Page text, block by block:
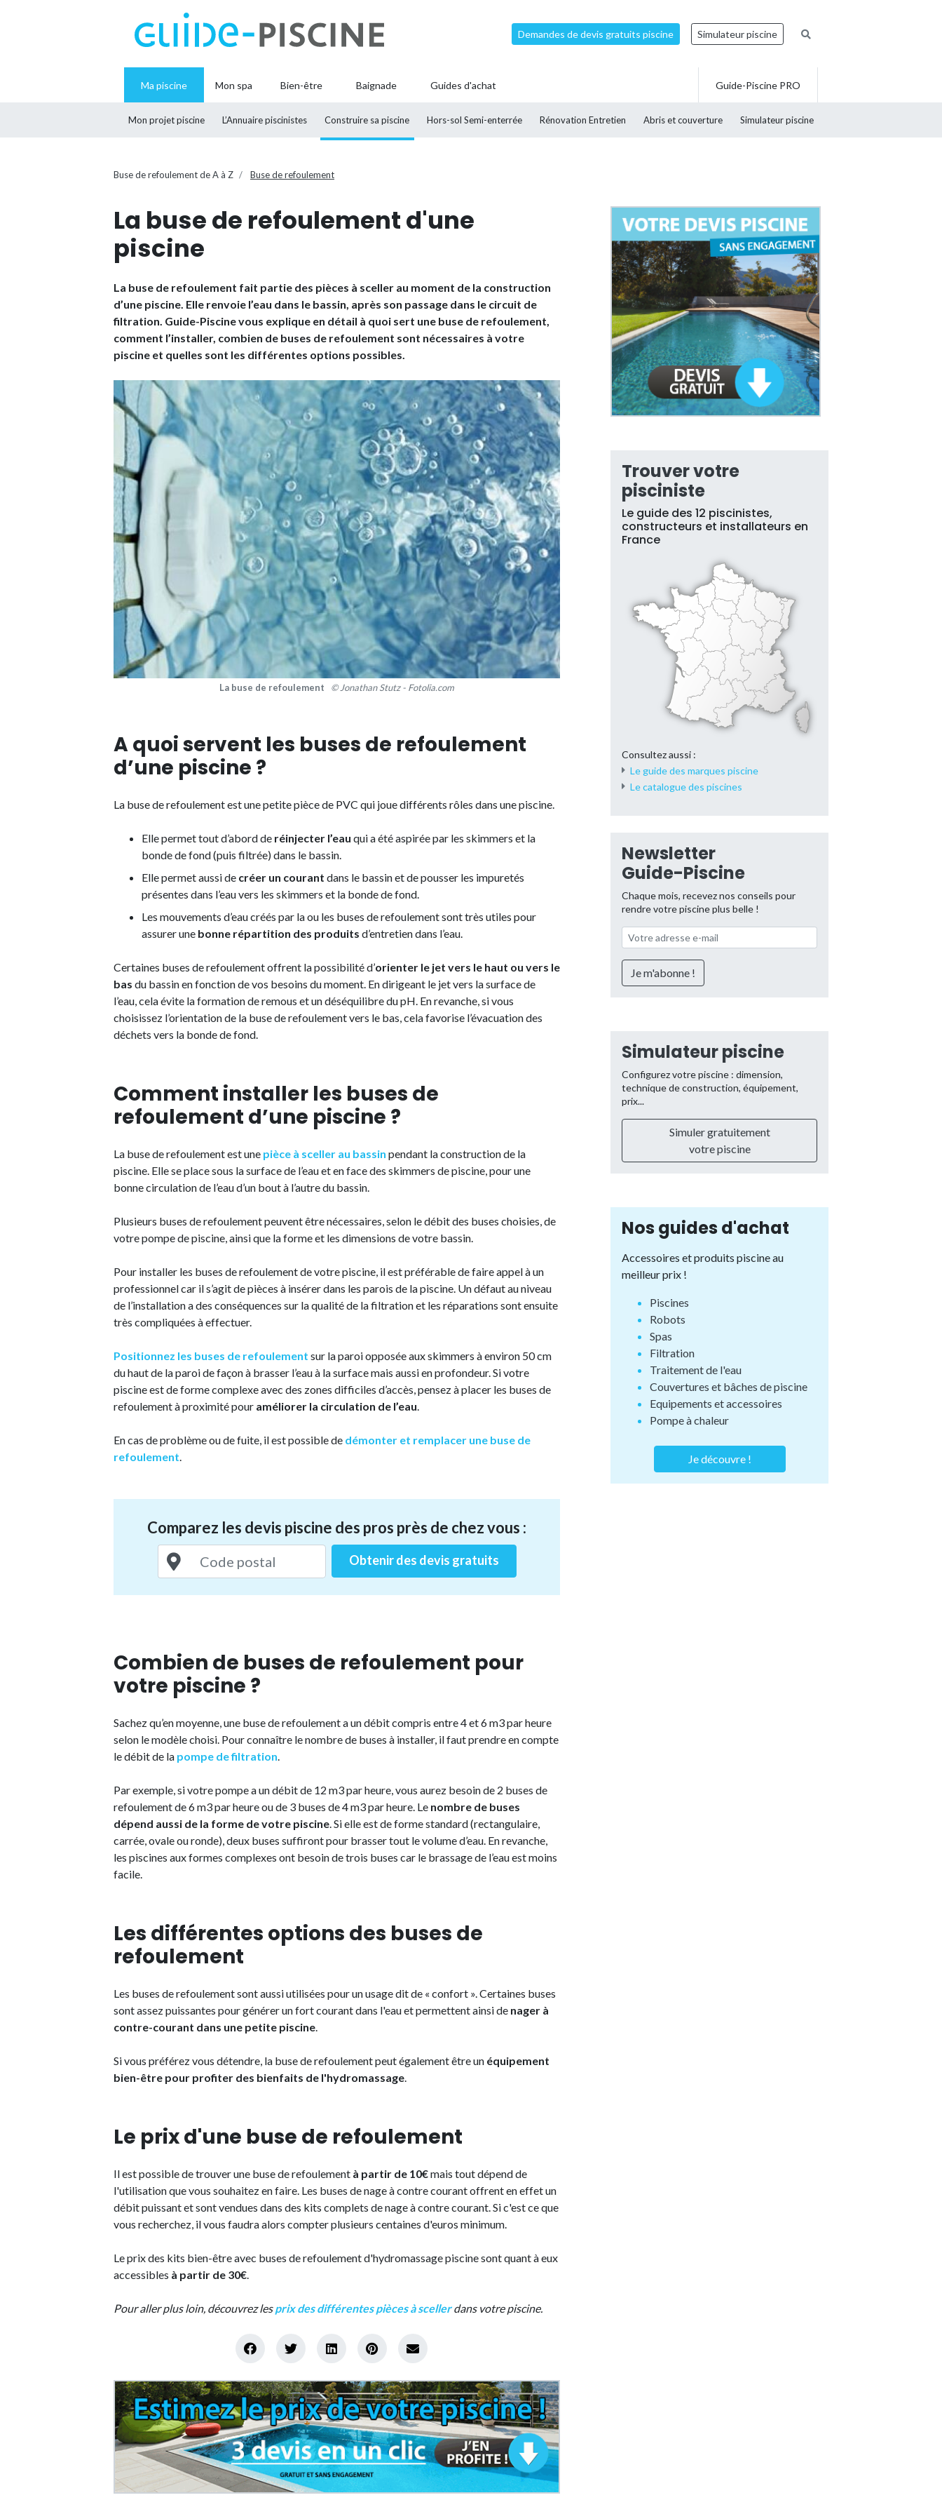
Demandes de devis gratuits piscine Simulateur piscine
Ma piscine
Mon projet piscine L’Annuaire piscinistes Construire sa piscine Hors-sol Semi-enterrée Rénovation Entretien Abris et couverture Simulateur piscine
Mon spa Bien-être Baignade Guides d'achat Guide-Piscine PRO
Buse de refoulement de A à Z Buse de refoulement
La buse de refoulement d'une
piscine
La buse de refoulement fait partie des pièces à sceller au moment de la construction
d’une piscine. Elle renvoie l’eau dans le bassin, après son passage dans le circuit de
filtration. Guide-Piscine vous explique en détail à quoi sert une buse de refoulement,
comment l’installer, combien de buses de refoulement sont nécessaires à votre
piscine et quelles sont les différentes options possibles.
La buse de refoulement © Jonathan Stutz - Fotolia.com
A quoi servent les buses de refoulement
d’une piscine ?
La buse de refoulement est une petite pièce de PVC qui joue différents rôles dans une piscine.
Elle permet tout d’abord de réinjecter l’eau qui a été aspirée par les skimmers et la
bonde de fond (puis filtrée) dans le bassin.
Elle permet aussi de créer un courant dans le bassin et de pousser les impuretés
présentes dans l’eau vers les skimmers et la bonde de fond.
Les mouvements d’eau créés par la ou les buses de refoulement sont très utiles pour
assurer une bonne répartition des produits d’entretien dans l’eau.
Certaines buses de refoulement offrent la possibilité d’orienter le jet vers le haut ou vers le
bas du bassin en fonction de vos besoins du moment. En dirigeant le jet vers la surface de
l’eau, cela évite la formation de remous et un déséquilibre du pH. En revanche, si vous
choisissez l’orientation de la buse de refoulement vers le bas, cela favorise l’évacuation des
déchets vers la bonde de fond.
Comment installer les buses de
refoulement d’une piscine ?
La buse de refoulement est une pièce à sceller au bassin pendant la construction de la
piscine. Elle se place sous la surface de l’eau et en face des skimmers de piscine, pour une
bonne circulation de l’eau d’un bout à l’autre du bassin.
Plusieurs buses de refoulement peuvent être nécessaires, selon le débit des buses choisies, de
votre pompe de piscine, ainsi que la forme et les dimensions de votre bassin.
Pour installer les buses de refoulement de votre piscine, il est préférable de faire appel à un
professionnel car il s’agit de pièces à insérer dans les parois de la piscine. Un défaut au niveau
de l’installation a des conséquences sur la qualité de la filtration et les réparations sont ensuite
très compliquées à effectuer.
Positionnez les buses de refoulement sur la paroi opposée aux skimmers à environ 50 cm
du haut de la paroi de façon à brasser l’eau à la surface mais aussi en profondeur. Si votre
piscine est de forme complexe avec des zones difficiles d’accès, pensez à placer les buses de
refoulement à proximité pour améliorer la circulation de l’eau.
En cas de problème ou de fuite, il est possible de démonter et remplacer une buse de
refoulement.
Comparez les devis piscine des pros près de chez vous :
Obtenir des devis gratuits
Combien de buses de refoulement pour
votre piscine ?
Sachez qu’en moyenne, une buse de refoulement a un débit compris entre 4 et 6 m3 par heure
selon le modèle choisi. Pour connaître le nombre de buses à installer, il faut prendre en compte
le débit de la pompe de filtration.
Par exemple, si votre pompe a un débit de 12 m3 par heure, vous aurez besoin de 2 buses de
refoulement de 6 m3 par heure ou de 3 buses de 4 m3 par heure. Le nombre de buses
dépend aussi de la forme de votre piscine. Si elle est de forme standard (rectangulaire,
carrée, ovale ou ronde), deux buses suffiront pour brasser tout le volume d’eau. En revanche,
les piscines aux formes complexes ont besoin de trois buses car le brassage de l’eau est moins
facile.
Les différentes options des buses de
refoulement
Les buses de refoulement sont aussi utilisées pour un usage dit de « confort ». Certaines buses
sont assez puissantes pour générer un fort courant dans l'eau et permettent ainsi de nager à
contre-courant dans une petite piscine.
Si vous préférez vous détendre, la buse de refoulement peut également être un équipement
bien-être pour profiter des bienfaits de l'hydromassage.
Le prix d'une buse de refoulement
Il est possible de trouver une buse de refoulement à partir de 10€mais tout dépend de
l'utilisation que vous souhaitez en faire. Les buses de nage à contre courant offrent en effet un
débit puissant et sont vendues dans des kits complets de nage à contre courant. Si c'est ce que
vous recherchez, il vous faudra alors compter plusieurs centaines d'euros minimum.
Le prix des kits bien-être avec buses de refoulement d'hydromassage piscine sont quant à eux
accessibles à partir de 30€.
Pour aller plus loin, découvrez lesprix des différentes pièces à scellerdans votre piscine.
Trouver votre
pisciniste
Le guide des 12 piscinistes,
constructeurs et installateurs en
France
Consultez aussi :
Le guide des marques piscine
Le catalogue des piscines
Newsletter
Guide-Piscine
Chaque mois, recevez nos conseils pour
rendre votre piscine plus belle !
Simulateur piscine
Configurez votre piscine : dimension,
technique de construction, équipement,
prix...
Simuler gratuitement
votre piscine
Nos guides d'achat
Accessoires et produits piscine au
meilleur prix !
Piscines
Robots
Spas
Filtration
Traitement de l'eau
Couvertures et bâches de piscine
Equipements et accessoires
Pompe à chaleur
Je découvre !